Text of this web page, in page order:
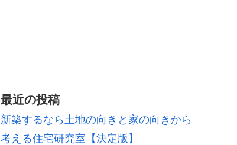
最近の投稿
新築するなら土地の向きと家の向きから
考える住宅研究室【決定版】